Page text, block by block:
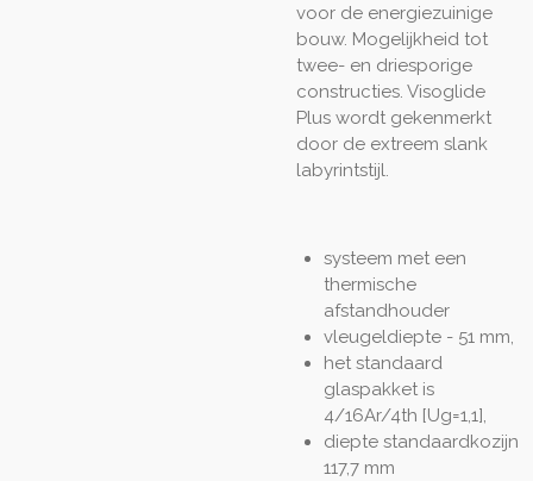
voor de energiezuinige
bouw. Mogelijkheid tot
twee- en driesporige
constructies. Visoglide
Plus wordt gekenmerkt
door de extreem slank
labyrintstijl.
systeem met een
thermische
afstandhouder
vleugeldiepte - 51 mm,
het standaard
glaspakket is
4/16Ar/4th [Ug=1,1],
diepte standaardkozijn
117,7 mm